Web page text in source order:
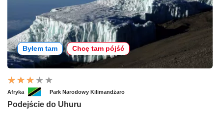
Byłem tam Chcę tam pójść
Afryka Park Narodowy Kilimandżaro
Podejście do Uhuru